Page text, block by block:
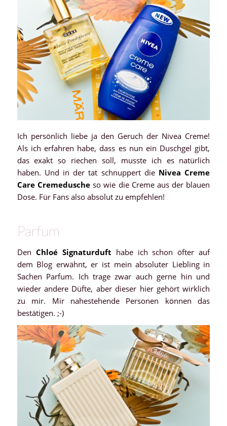
Ich persönlich liebe ja den Geruch der Nivea Creme!
Als ich erfahren habe, dass es nun ein Duschgel gibt,
das exakt so riechen soll, musste ich es natürlich
haben. Und in der tat schnuppert dieNivea Creme
Care Cremeduscheso wie die Creme aus der blauen
Dose. Für Fans also absolut zu empfehlen!
Parfum
Den Chloé Signaturduft habe ich schon öfter auf
dem Blog erwähnt, er ist mein absoluter Liebling in
Sachen Parfum. Ich trage zwar auch gerne hin und
wieder andere Düfte, aber dieser hier gehört wirklich
zu mir. Mir nahestehende Personen können das
bestätigen. ;-)